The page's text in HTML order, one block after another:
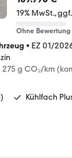
19% MwSt.
Ohne Bewertung
• EZ 01/
275 g CO₂/km
Kühlfach